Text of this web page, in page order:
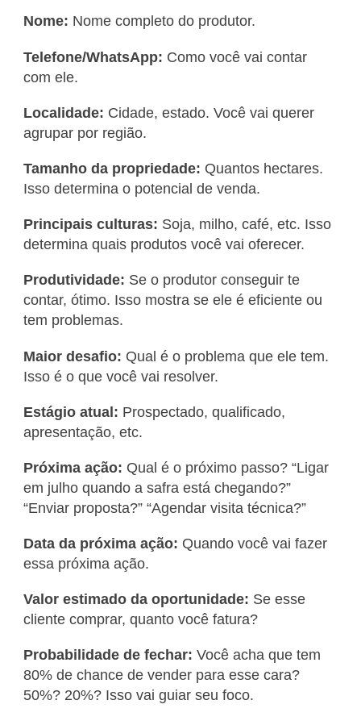
Nome: Nome completo do produtor.
Telefone/WhatsApp: Como você vai contar
com ele.
Localidade: Cidade, estado. Você vai querer
agrupar por região.
Tamanho da propriedade: Quantos hectares.
Isso determina o potencial de venda.
Principais culturas: Soja, milho, café, etc. Isso
determina quais produtos você vai oferecer.
Produtividade: Se o produtor conseguir te
contar, ótimo. Isso mostra se ele é eficiente ou
tem problemas.
Maior desafio: Qual é o problema que ele tem.
Isso é o que você vai resolver.
Estágio atual: Prospectado, qualificado,
apresentação, etc.
Próxima ação: Qual é o próximo passo? “Ligar
em julho quando a safra está chegando?”
“Enviar proposta?” “Agendar visita técnica?”
Data da próxima ação: Quando você vai fazer
essa próxima ação.
Valor estimado da oportunidade: Se esse
cliente comprar, quanto você fatura?
Probabilidade de fechar: Você acha que tem
80% de chance de vender para esse cara?
50%? 20%? Isso vai guiar seu foco.